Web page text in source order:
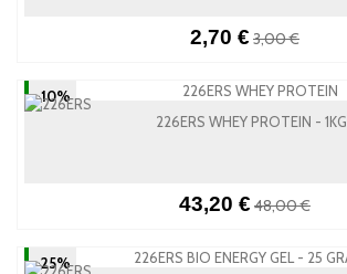
2,70 € 3,00 €
-10%
226ERS WHEY PROTEIN - 1KG
43,20 € 48,00 €
-25%